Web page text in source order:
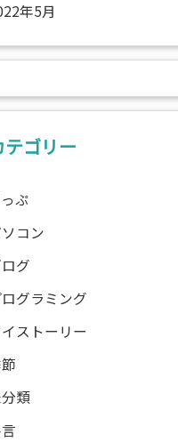
年5月
テゴリー
ぷ
コン
グ
グラミング
ストーリー
類